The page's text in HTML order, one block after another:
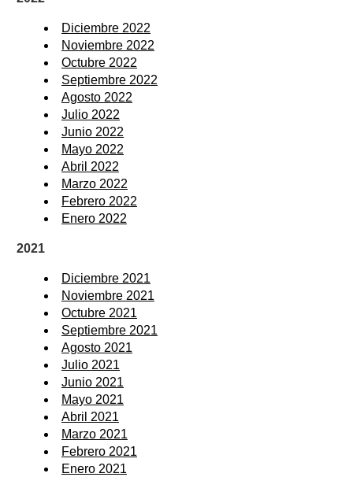
Diciembre 2022
Noviembre 2022
Octubre 2022
Septiembre 2022
Agosto 2022
Julio 2022
Junio 2022
Mayo 2022
Abril 2022
Marzo 2022
Febrero 2022
Enero 2022
2021
Diciembre 2021
Noviembre 2021
Octubre 2021
Septiembre 2021
Agosto 2021
Julio 2021
Junio 2021
Mayo 2021
Abril 2021
Marzo 2021
Febrero 2021
Enero 2021